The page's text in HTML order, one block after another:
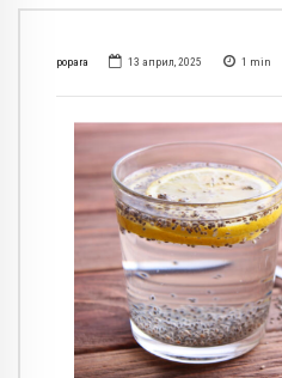
popara 13 април, 2025 1 min